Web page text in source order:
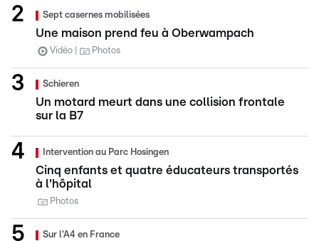
Sept casernes mobilisées
Une maison prend feu à Oberwampach
Vidéo Photos
Schieren
Un motard meurt dans une collision frontale
sur la B7
Intervention au Parc Hosingen
Cinq enfants et quatre éducateurs transportés
à l'hôpital
Photos
Sur l'A4 en France